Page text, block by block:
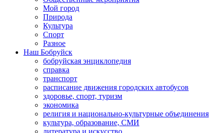
Мой город
Природа
Культура
Спорт
Разное
Наш Бобруйск
бобруйская энциклопедия
справка
транспорт
расписание движения городских автобусов
здоровье, спорт, туризм
экономика
религия и национально-культурные объединения
культура, образование, СМИ
литература и искусство